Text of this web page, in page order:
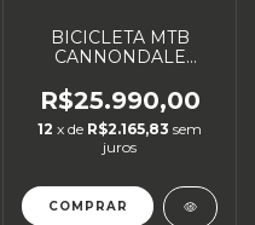
BICICLETA MTB
CANNONDALE
CARBON 3
R$25.990,00
12 x de R$2.165,83 sem
juros
COMPRAR